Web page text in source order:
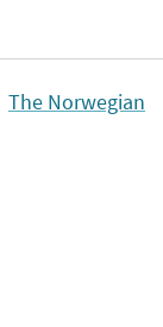
The Norwegian